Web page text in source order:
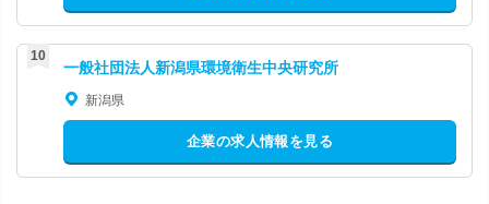
一般社団法人新潟県環境衛生中央研究所
新潟県
企業の求人情報を見る